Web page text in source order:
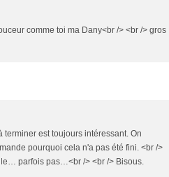
comme toi ma Dany<br /> <br /> gros
terminer est toujours intéressant. On
pourquoi cela n'a pas été fini. <br />
parfois pas…<br /> <br /> Bisous.